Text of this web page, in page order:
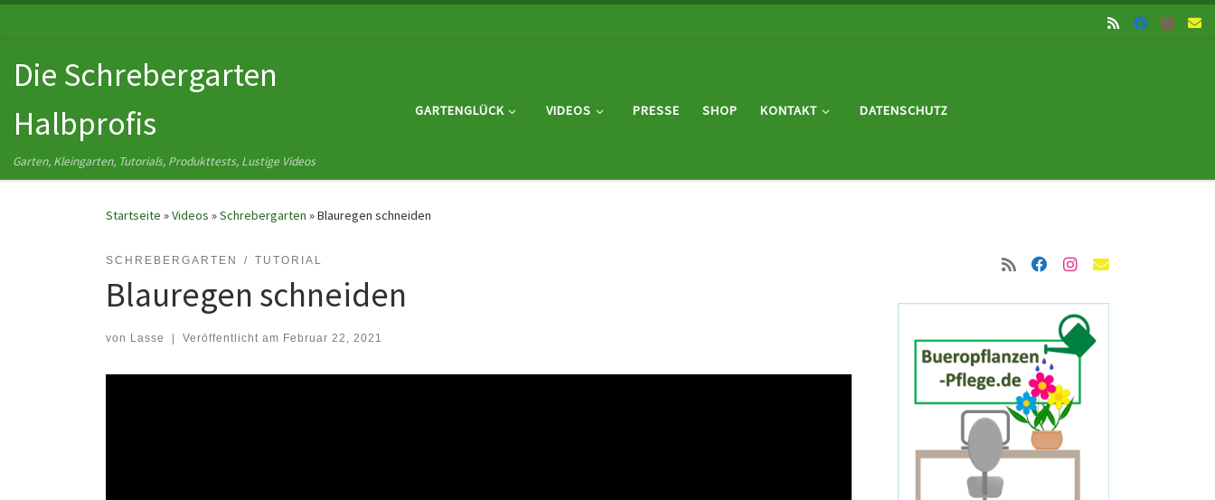
Die Schrebergarten
Halbprofis
Garten, Kleingarten, Tutorials, Produkttests, Lustige Videos
GARTENGLÜCK VIDEOS PRESSE SHOP KONTAKT DATENSCHUTZ
Startseite »Videos »Schrebergarten »Blauregen schneiden
SCHREBERGARTEN TUTORIAL
Blauregen schneiden
von Lasse Veröffentlicht am Februar 22, 2021